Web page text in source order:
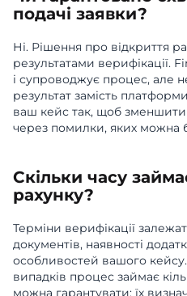
подачі заявки?
Ні. Рішення про відкриття
результатами верифікації.
і супроводжує процес, але
результат замість
ваш кейс так, щоб
через помилки, яких можна
Скільки часу
рахунку?
Терміни верифікації
документів, наявності
особливостей вашого
випадків процес займає
можна гарантувати: їх